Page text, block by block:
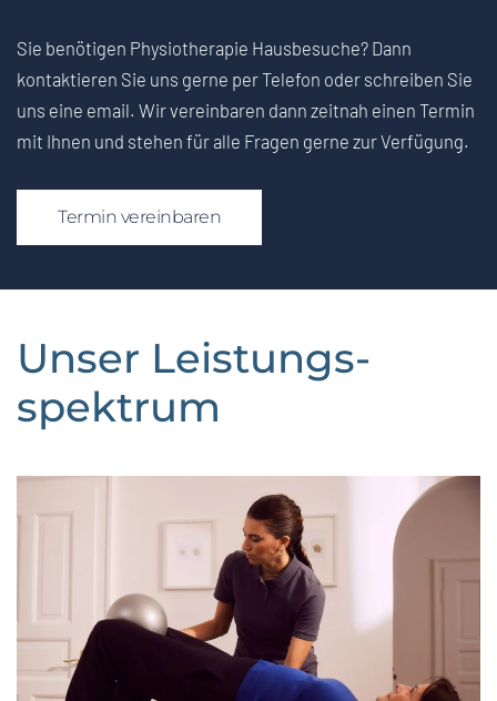
Sie benötigen Physiotherapie Hausbesuche? Dann
kontaktieren Sie uns gerne per Telefon oder schreiben Sie
uns eine email. Wir vereinbaren dann zeitnah einen Termin
mit Ihnen und stehen für alle Fragen gerne zur Verfügung.
Termin vereinbaren
Unser Leistungs­
spektrum